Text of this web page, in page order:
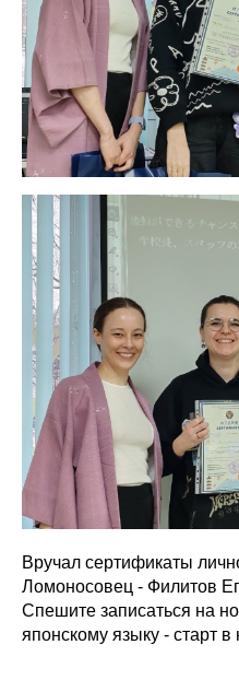
Вручал сертификаты
Ломоносовец - Филитов
Спешите записаться на
японскому языку - старт